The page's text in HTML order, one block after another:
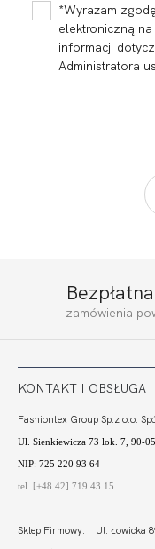
*Wyrażam
elektroniczną
informacji
Administratora
zamówienia
KONTAKT I OBSŁUGA
Fashiontex Group Sp.z o.o.
Ul. Sienkiewicza 73 lok. 7, 90-
NIP: 725 220 93 64
tel. [+48 42] 719 43 15
Sklep Firmowy: Ul. Łowicka